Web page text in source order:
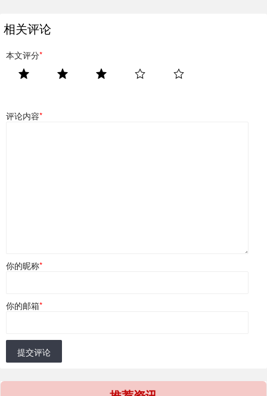
相关评论
本文评分*
评论内容*
你的昵称*
你的邮箱*
提交评论